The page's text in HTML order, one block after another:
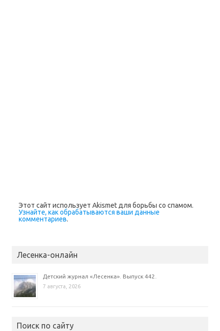
Этот сайт использует Akismet для борьбы со спамом.
Узнайте, как обрабатываются ваши данные
комментариев.
Лесенка-онлайн
Детский журнал «Лесенка». Выпуск 442.
7 августа, 2026
Поиск по сайту